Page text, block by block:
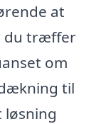
at
du træffer
om
til
løsning